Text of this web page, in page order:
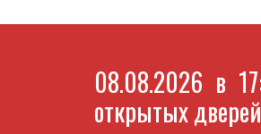
08.08.2026 в
открытых дверей